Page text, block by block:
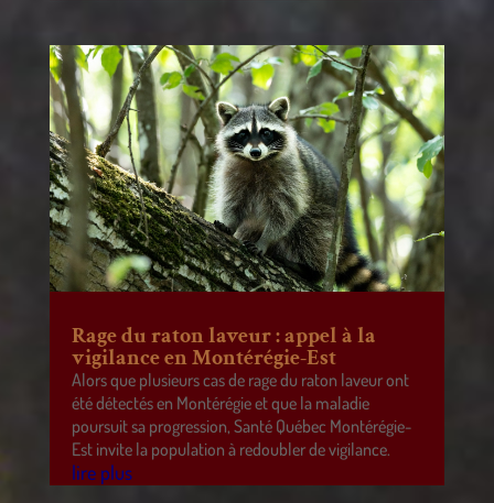
Rage du raton laveur : appel à la
vigilance en Montérégie-Est
Alors que plusieurs cas de rage du raton laveur ont
été détectés en Montérégie et que la maladie
poursuit sa progression, Santé Québec Montérégie-
Est invite la population à redoubler de vigilance.
lire plus